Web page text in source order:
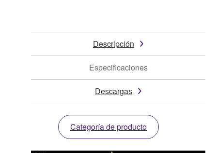
Descripción
Especificaciones
Descargas
Categoría de producto